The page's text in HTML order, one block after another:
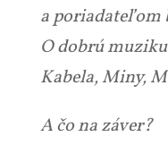
a poriadateľom
O dobrú
Kabela, Miny,
A čo na záver?